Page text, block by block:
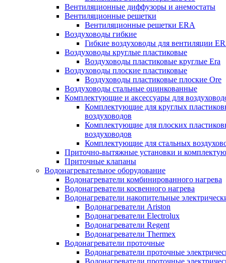
Вентиляционные диффузоры и анемостаты
Вентиляционные решетки
Вентиляционные решетки ERA
Воздуховоды гибкие
Гибкие воздуховоды для вентиляции
Воздуховоды круглые пластиковые
Воздуховоды пластиковые круглые Era
Воздуховоды плоские пластиковые
Воздуховоды пластиковые плоские Ore
Воздуховоды стальные оцинкованные
Комплектующие и аксессуары для
Комплектующие для круглых
воздуховодов
Комплектующие для плоских
воздуховодов
Комплектующие для стальных
Приточно-вытяжные установки и
Приточные клапаны
Водонагревательное оборудование
Водонагреватели комбинированного нагрева
Водонагреватели косвенного нагрева
Водонагреватели накопительные
Водонагреватели Ariston
Водонагреватели Electrolux
Водонагреватели Regent
Водонагреватели Thermex
Водонагреватели проточные
Водонагреватели проточные